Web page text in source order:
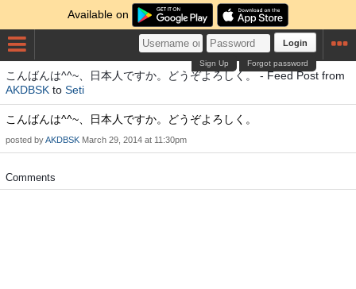
Available on
Login
Forgot password
Sign Up
こんばんは^^~、日本人ですか。どうぞよろしく。 - Feed Post from
AKDBSK to Seti
こんばんは^^~、日本人ですか。どうぞよろしく。
posted byAKDBSK March 29, 2014 at 11:30pm
Comments